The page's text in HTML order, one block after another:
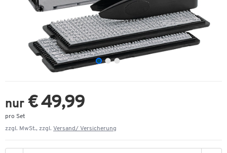
nur € 49,99
pro Set
zzgl. MwSt., zzgl. Versand/ Versicherung